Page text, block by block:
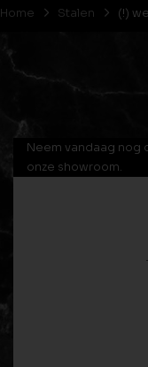
Home Stalen (!)
Neem vandaag nog
onze showroom.